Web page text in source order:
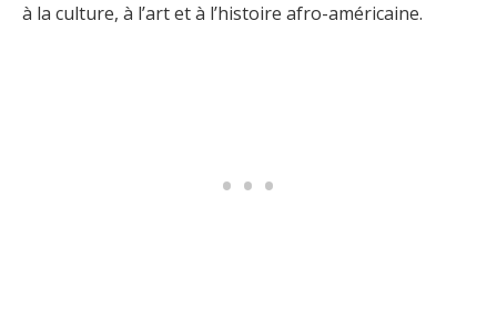
à la culture, à l’art et à l’histoire afro-américaine.